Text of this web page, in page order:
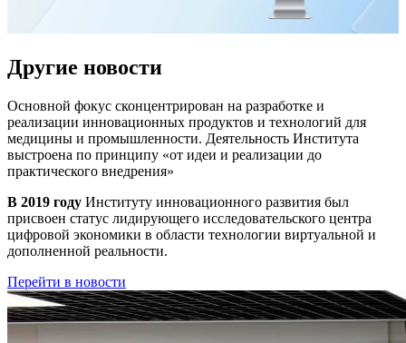
Другие новости
Основной фокус сконцентрирован на разработке и
реализации инновационных продуктов и технологий для
медицины и промышленности. Деятельность Института
выстроена по принципу «от идеи и реализации до
практического внедрения»
В 2019 году Институту инновационного развития был
присвоен статус лидирующего исследовательского центра
цифровой экономики в области технологии виртуальной и
дополненной реальности.
Перейти в новости